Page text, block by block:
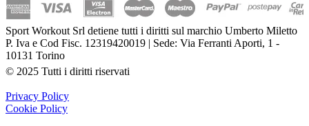
Sport Workout Srl detiene tutti i diritti sul marchio Umberto Miletto
P. Iva e Cod Fisc. 12319420019 | Sede: Via Ferranti Aporti, 1 -
10131 Torino
© 2025 Tutti i diritti riservati
Privacy Policy
Cookie Policy